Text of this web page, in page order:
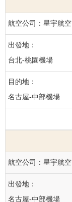
星宇航空
台北-桃園機場
名古屋-中部機場
星宇航空
名古屋-中部機場